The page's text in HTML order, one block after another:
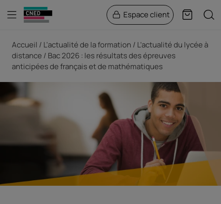
Menu Espace client Panier
Accueil L'actualité de la formation
L’actualité du lycée à
distance
Bac 2026 : les résultats des épreuves
anticipées de français et de mathématiques